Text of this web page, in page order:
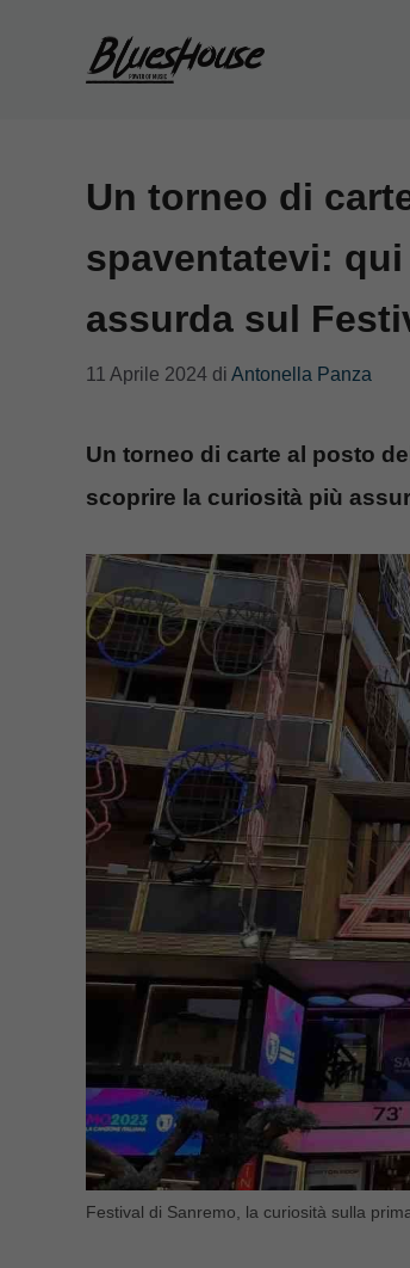
Un torneo di
spaventatevi:
assurda sul
11 Aprile 2024 di Antonella Panza
Un torneo di carte al posto
scoprire la curiosità più
Festival di Sanremo, la curiosità sulla